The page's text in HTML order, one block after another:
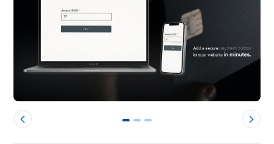
0 1 2